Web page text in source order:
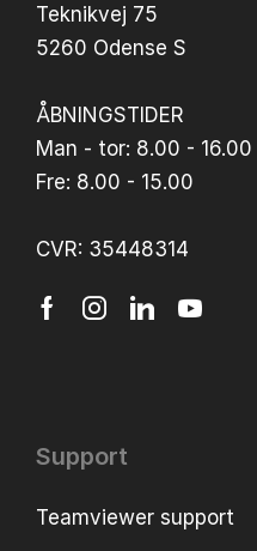
Teknikvej 75
5260 Odense S
ÅBNINGSTIDER
Man - tor: 8.00 - 16.00
Fre: 8.00 - 15.00
CVR: 35448314
Support
Teamviewer support